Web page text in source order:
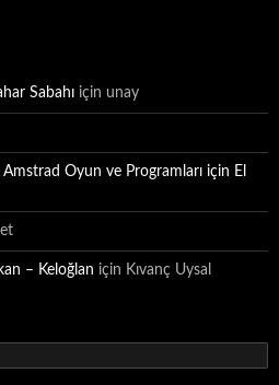
Sabahı için unay
Amstrad Oyun ve Programları için El
– Keloğlan için Kıvanç Uysal